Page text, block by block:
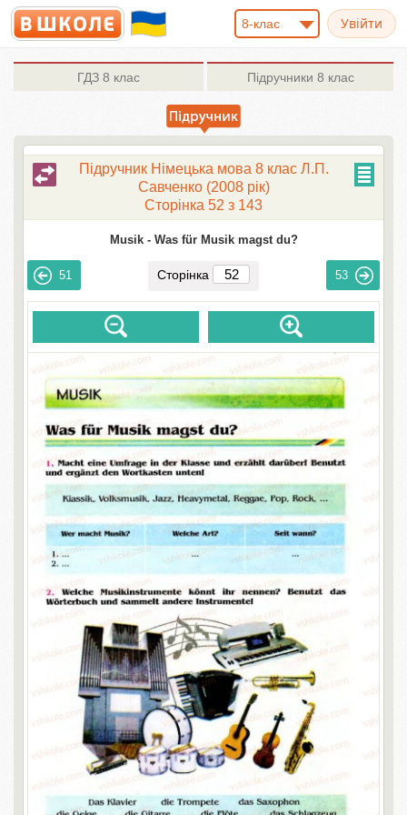
8-клас
ГДЗ 8 клас Підручники 8 клас
Підручник Німецька мова 8 клас Л.П.
Савченко (2008 рік)
Сторінка 52 з 143
Musik - Was für Musik magst du?
51 Сторінка 53